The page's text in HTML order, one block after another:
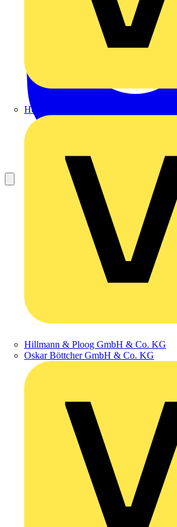
Heinrich Häusler GmbH
Hillmann & Ploog GmbH & Co. KG
Oskar Böttcher GmbH & Co. KG